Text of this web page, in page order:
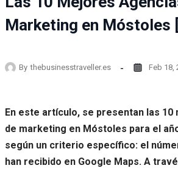
Marketing en Móstoles
By thebusinesstraveller.es Feb 18,
En este artículo, se presentan las 10
de marketing en Móstoles para el
según un criterio específico: el
han recibido en Google Maps. A